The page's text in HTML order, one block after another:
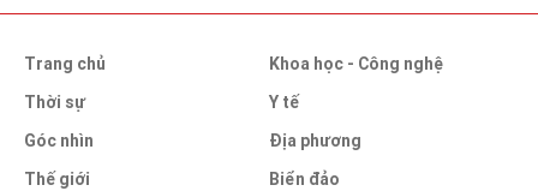
Trang chủ
Thời sự
Góc nhìn
Thế giới
Khoa học - Công nghệ
Y tế
Địa phương
Biển đảo